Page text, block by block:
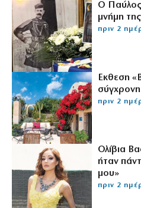
Ο Παύλος
μνήμη
πριν 2
Εκθεση
πριν 2
Ολίβια
ήταν
μου»
πριν 2